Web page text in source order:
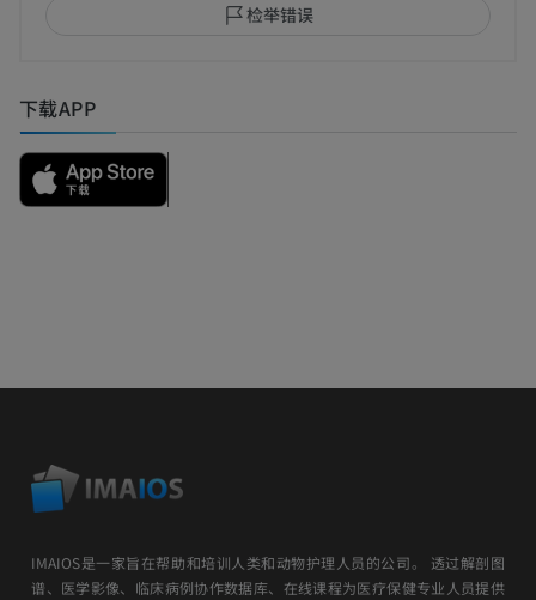
检举错误
下载APP
IMAIOS是一家旨在帮助和培训人类和动物护理人员的公司。 透过解剖图
谱、医学影像、临床病例协作数据库、在线课程为医疗保健专业人员提供